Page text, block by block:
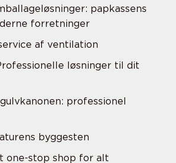
papkassens
forretninger
af ventilation
løsninger til dit
professionel
byggesten
one-stop shop for alt